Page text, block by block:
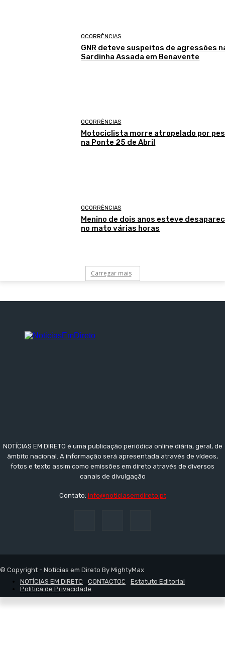
OCORRÊNCIAS
GNR deteve suspeitos de agressões
Sardinha Assada em Benavente
OCORRÊNCIAS
Motociclista morre atropelado por
na Ponte 25 de Abril
OCORRÊNCIAS
Menino de dois anos esteve
no mato várias horas
Carregar mais
NOTÍCIAS EM DIRETO é uma publicação periódica online diária, geral, de
âmbito nacional. A informação será apresentada através de vídeos,
fotos e texto assim como emissões em direto através de diversos
canais de divulgação
Contato: info@noticiasemdireto.pt
© Copyright - Notícias em Direto By MightyMax
NOTÍCIAS EM DIRETO
CONTACTOS
Estatuto Editorial
Política de Privacidade